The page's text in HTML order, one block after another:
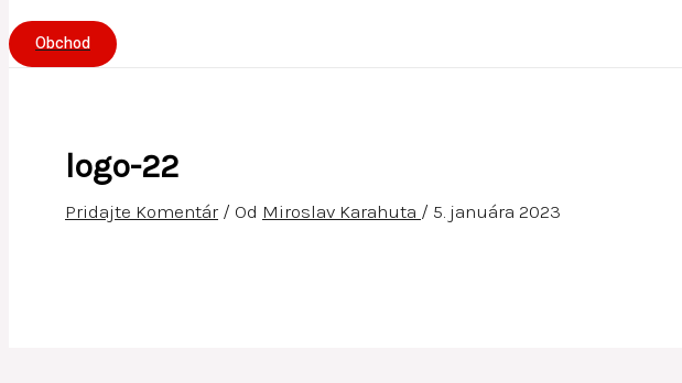
Obchod
logo-22
Pridajte Komentár / Od Miroslav Karahuta / 5. januára 2023